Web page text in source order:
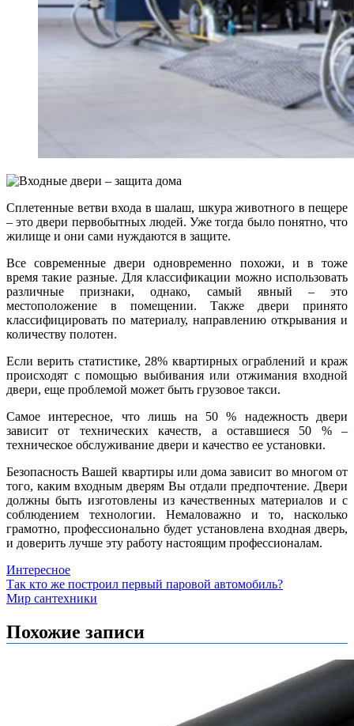
Сплетенные ветви входа в шалаш, шкура животного в пещере
– это двери первобытных людей. Уже тогда было понятно, что
жилище и они сами нуждаются в защите.
Все современные двери одновременно похожи, и в тоже
время такие разные. Для классификации можно использовать
различные признаки, однако, самый явный – это
местоположение в помещении. Также двери принято
классифицировать по материалу, направлению открывания и
количеству полотен.
Если верить статистике, 28% квартирных ограблений и краж
происходят с помощью выбивания или отжимания входной
двери, еще проблемой может быть грузовое такси.
Самое интересное, что лишь на 50 % надежность двери
зависит от технических качеств, а оставшиеся 50 % –
техническое обслуживание двери и качество ее установки.
Безопасность Вашей квартиры или дома зависит во многом от
того, каким входным дверям Вы отдали предпочтение. Двери
должны быть изготовлены из качественных материалов и с
соблюдением технологии. Немаловажно и то, насколько
грамотно, профессионально будет установлена входная дверь,
и доверить лучше эту работу настоящим профессионалам.
Интересное
Навигация
по
записям
Так кто же построил первый паровой автомобиль?
Мир сантехники
Похожие записи